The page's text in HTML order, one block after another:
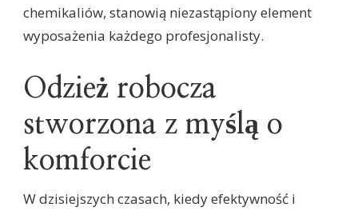
chemikaliów, stanowią niezastąpiony element
wyposażenia każdego profesjonalisty.
Odzież robocza
stworzona z myślą o
komforcie
W dzisiejszych czasach, kiedy efektywność i